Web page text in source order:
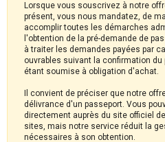
Lorsque vous souscrivez à notre
présent, vous nous mandatez, de
accomplir toutes les démarches
l'obtention de la pré-demande de
à traiter les demandes payées par
ouvrables suivant la confirmation
étant soumise à obligation d'achat.
Il convient de préciser que notre
délivrance d'un passeport. Vous
directement auprès du site officiel
sites, mais notre service réduit la
nécessaires à son obtention.